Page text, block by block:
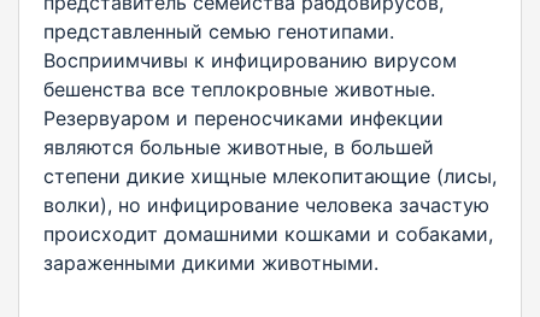
представленный семью генотипами.
Восприимчивы к инфицированию вирусом
бешенства все теплокровные животные.
Резервуаром и переносчиками инфекции
являются больные животные, в большей
степени дикие хищные млекопитающие (лисы,
волки), но инфицирование человека зачастую
происходит домашними кошками и собаками,
зараженными дикими животными.